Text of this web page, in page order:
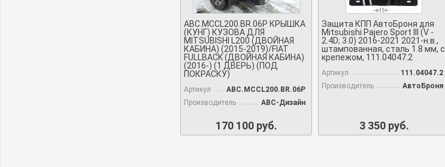
ABC.MCCL200.BR.06P КРЫШКА
(КУНГ) КУЗОВА ДЛЯ
MITSUBISHI L200 (ДВОЙНАЯ
КАБИНА) (2015-2019)/FIAT
FULLBACK (ДВОЙНАЯ КАБИНА)
(2016-) (1 ДВЕРЬ) (ПОД
ПОКРАСКУ)
Артикул
ABC.MCCL200.BR.06P
Производитель
АВС-Дизайн
170 100 руб.
Защита КПП АвтоБроня для
Mitsubishi Pajero Sport III (V -
2.4D; 3.0) 2016-2021 2021-н.в.,
штампованная, сталь 1.8 мм, с
крепежом, 111.04047.2
Артикул
111.04047.2
Производитель
АвтоБроня
3 350 руб.